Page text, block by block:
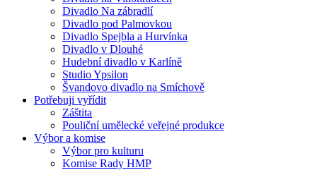
Divadlo Na zábradlí
Divadlo pod Palmovkou
Divadlo Spejbla a Hurvínka
Divadlo v Dlouhé
Hudební divadlo v Karlíně
Studio Ypsilon
Švandovo divadlo na Smíchově
Potřebuji vyřídit
Záštita
Pouliční umělecké veřejné produkce
Výbor a komise
Výbor pro kulturu
Komise Rady HMP